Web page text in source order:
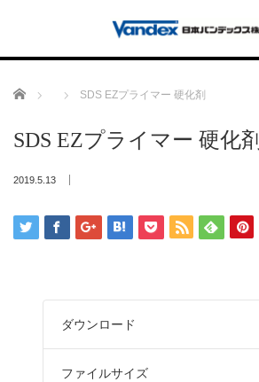
Home SDS EZプライマー 硬化剤
SDS EZプライマー 硬化剤
2019.5.13
ダウンロード
ファイルサイズ